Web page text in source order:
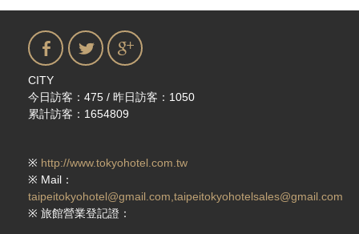
CITY
今日訪客：475 / 昨日訪客：1050
累計訪客：1654809
※ http://www.tokyohotel.com.tw
※ Mail：
taipeitokyohotel@gmail.com,taipeitokyohotelsales@gmail.com
※ 旅館營業登記證：